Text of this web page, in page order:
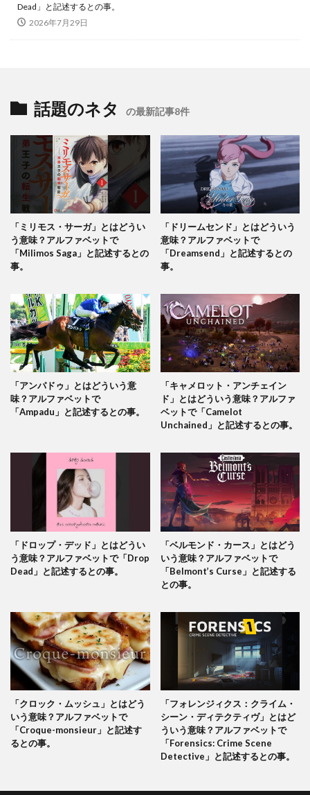
Dead」と記述するとの事。
2026年7月29日
話題のネタ の最新記事8件
「ミリモス・サーガ」とはどうい
う意味？アルファベットで
「Milimos Saga」と記述するとの
事。
「ドリームセンド」とはどういう
意味？アルファベットで
「Dreamsend」と記述するとの
事。
「アンパドゥ」とはどういう意
味？アルファベットで
「Ampadu」と記述するとの事。
「キャメロット・アンチェイン
ド」とはどういう意味？アルファ
ベットで「Camelot
Unchained」と記述するとの事。
「ドロップ・デッド」とはどうい
う意味？アルファベットで「Drop
Dead」と記述するとの事。
「ベルモンド・カース」とはどう
いう意味？アルファベットで
「Belmont’s Curse」と記述する
との事。
「クロック・ムッシュ」とはどう
いう意味？アルファベットで
「Croque-monsieur」と記述す
るとの事。
「フォレンジィクス：クライム・
シーン・ディテクティヴ」とはど
ういう意味？アルファベットで
「Forensics: Crime Scene
Detective」と記述するとの事。